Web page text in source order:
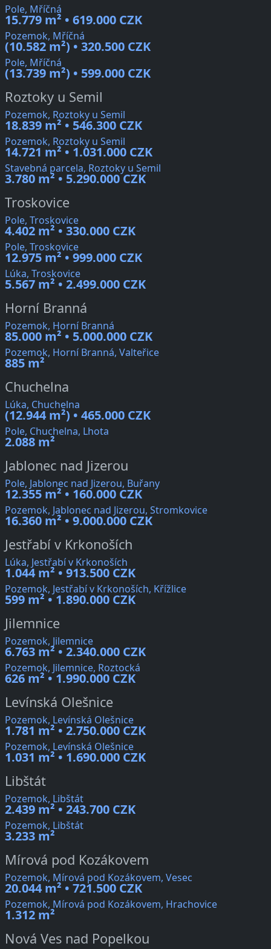
Pole, Mříčná
15.779 m² • 619.000 CZK
Pozemok, Mříčná
(10.582 m²) • 320.500 CZK
Pole, Mříčná
(13.739 m²) • 599.000 CZK
Roztoky u Semil
Pozemok, Roztoky u Semil
18.839 m² • 546.300 CZK
Pozemok, Roztoky u Semil
14.721 m² • 1.031.000 CZK
Stavebná parcela, Roztoky u Semil
3.780 m² • 5.290.000 CZK
Troskovice
Pole, Troskovice
4.402 m² • 330.000 CZK
Pole, Troskovice
12.975 m² • 999.000 CZK
Lúka, Troskovice
5.567 m² • 2.499.000 CZK
Horní Branná
Pozemok, Horní Branná
85.000 m² • 5.000.000 CZK
Pozemok, Horní Branná, Valteřice
885 m²
Chuchelna
Lúka, Chuchelna
(12.944 m²) • 465.000 CZK
Pole, Chuchelna, Lhota
2.088 m²
Jablonec nad Jizerou
Pole, Jablonec nad Jizerou, Buřany
12.355 m² • 160.000 CZK
Pozemok, Jablonec nad Jizerou, Stromkovice
16.360 m² • 9.000.000 CZK
Jestřabí v Krkonoších
Lúka, Jestřabí v Krkonoších
1.044 m² • 913.500 CZK
Pozemok, Jestřabí v Krkonoších, Křížlice
599 m² • 1.890.000 CZK
Jilemnice
Pozemok, Jilemnice
6.763 m² • 2.340.000 CZK
Pozemok, Jilemnice, Roztocká
626 m² • 1.990.000 CZK
Levínská Olešnice
Pozemok, Levínská Olešnice
1.781 m² • 2.750.000 CZK
Pozemok, Levínská Olešnice
1.031 m² • 1.690.000 CZK
Libštát
Pozemok, Libštát
2.439 m² • 243.700 CZK
Pozemok, Libštát
3.233 m²
Mírová pod Kozákovem
Pozemok, Mírová pod Kozákovem, Vesec
20.044 m² • 721.500 CZK
Pozemok, Mírová pod Kozákovem, Hrachovice
1.312 m²
Nová Ves nad Popelkou